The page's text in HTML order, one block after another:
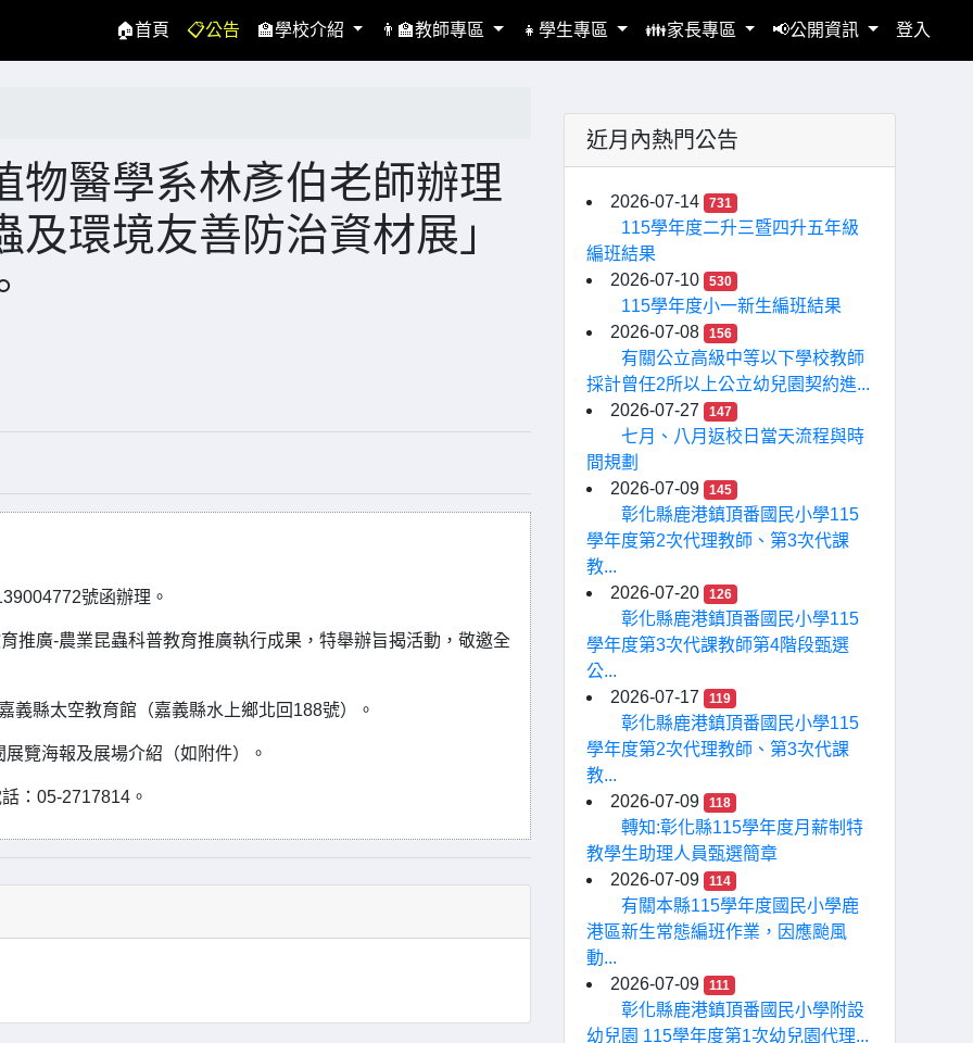
🏠首頁(current)
📋公告 🏫學校介紹 👨‍🏫教師專區 👧學生專區 👪家長專區 📢公開資訊 登入
物醫學系林彥伯老師辦理
及環境友善防治資材展」
號函辦理。
推廣-農業昆蟲科普教育推廣執行成果，特舉辦旨揭活動，敬邀全
義縣太空教育館（嘉義縣水上鄉北回188號）。
覽海報及展場介紹（如附件）。
：05-2717814。
近月內熱門公告
2026-07-14 731
115學年度二升三暨四升五年級
編班結果
2026-07-10
530
115學年度小一新生編班結果
2026-07-08
156
有關公立高級中等以下學校教師
採計曾任2所以上公立幼兒園契約進...
2026-07-27
147
七月、八月返校日當天流程與時
間規劃
2026-07-09
145
彰化縣鹿港鎮頂番國民小學115
學年度第2次代理教師、第3次代課
教...
2026-07-20
126
彰化縣鹿港鎮頂番國民小學115
學年度第3次代課教師第4階段甄選
公...
2026-07-17
119
彰化縣鹿港鎮頂番國民小學115
學年度第2次代理教師、第3次代課
教...
2026-07-09
118
轉知:彰化縣115學年度月薪制特
教學生助理人員甄選簡章
2026-07-09
114
有關本縣115學年度國民小學鹿
港區新生常態編班作業，因應颱風
動...
2026-07-09
111
彰化縣鹿港鎮頂番國民小學附設
幼兒園 115學年度第1次幼兒園代理...